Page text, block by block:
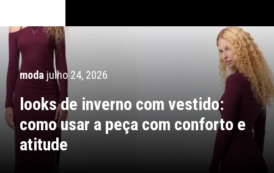
moda julho 24, 2026
looks de inverno com vestido:
como usar a peça com conforto e
atitude